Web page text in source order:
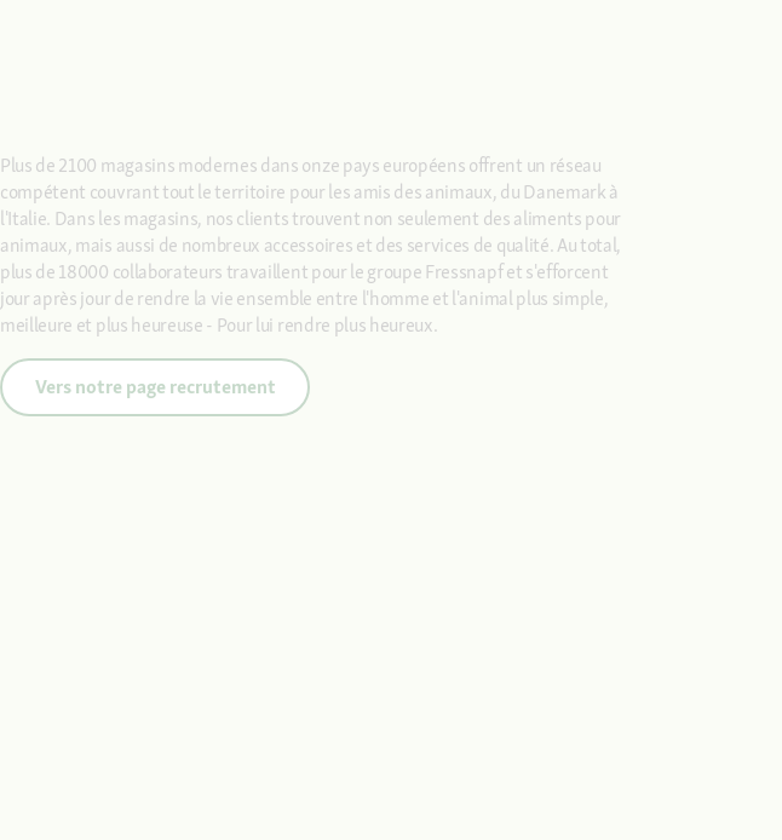
Plus de 2100 magasins modernes dans onze pays européens offrent un réseau
compétent couvrant tout le territoire pour les amis des animaux, du Danemark à
l'Italie. Dans les magasins, nos clients trouvent non seulement des aliments pour
animaux, mais aussi de nombreux accessoires et des services de qualité. Au total,
plus de 18000 collaborateurs travaillent pour le groupe Fressnapf et s'efforcent
jour après jour de rendre la vie ensemble entre l'homme et l'animal plus simple,
meilleure et plus heureuse - Pour lui rendre plus heureux.
Vers notre page recrutement